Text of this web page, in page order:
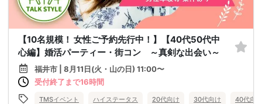
【10名規模！ 女性ご予約先行中！】【40代50代中
心編】婚活パーティー・街コン ～真剣な出会い～
福井市 | 8月11日(火・山の日) 11:00〜
受付終了まで16時間
TMSイベント ハイステータス 20代向け 30代向け 40代向け